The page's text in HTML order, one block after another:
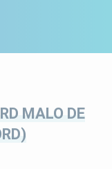
MALO DE